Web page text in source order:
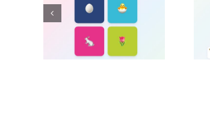
Simon de Pascua